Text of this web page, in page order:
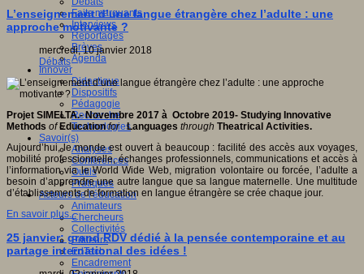
Faits marquants
Interviews
Reportages
Brèves
Agenda
Innover
Didactique
Dispositifs
Pédagogie
Recherche
Technologies
Savoir(s)
Analyses
Conférences
Outils
Pratiques
Acteurs de l'éducation
Animateurs
Chercheurs
Collectivités
Editeurs
EdTech
Encadrement
L’enseignement d’une langue étrangère chez l’adulte : une
approche motivante ?
mercredi, 10 janvier 2018
Débats
Projet SIMELTA.-Novembre 2017 à Octobre 2019- Studying nnovative
Methods ofEducationfor Languages through Theatrical Activities.
Aujourd’hui, le monde est ouvert à beaucoup : facilité des accès aux voyages,
mobilité professionnelle, échanges professionnels, communications et accès à
l’information via le World Wide Web, migration volontaire ou forcée, l’adulte a
besoin d’apprendre une autre langue que sa langue maternelle. Une multitude
d’établissements de formation en langue étrangère se crée chaque jour.
En savoir plus...
25 janvier: grand RDV dédié à la pensée contemporaine et au
partage international des idées !